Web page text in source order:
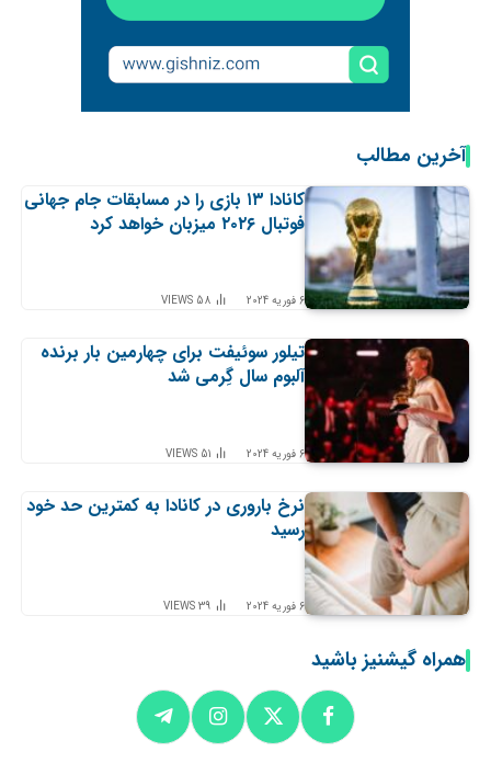
آخرین مطالب
کانادا ۱۳ بازی را در مسابقات جام جهانی
فوتبال ۲۰۲۶ میزبان خواهد کرد
6 فوریه 2024 58
VIEWS
تیلور سوئیفت برای چهارمین بار برنده
آلبوم سال گِرمی شد
6 فوریه 2024 51
VIEWS
نرخ باروری در کانادا به کمترین حد خود
رسید
6 فوریه 2024 39
VIEWS
همراه گیشنیز باشید